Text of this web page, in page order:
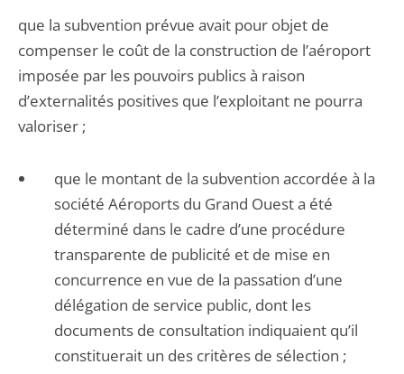
que la subvention prévue avait pour objet de
compenser le coût de la construction de l’aéroport
imposée par les pouvoirs publics à raison
d’externalités positives que l’exploitant ne pourra
valoriser ;
que le montant de la subvention accordée à la
société Aéroports du Grand Ouest a été
déterminé dans le cadre d’une procédure
transparente de publicité et de mise en
concurrence en vue de la passation d’une
délégation de service public, dont les
documents de consultation indiquaient qu’il
constituerait un des critères de sélection ;